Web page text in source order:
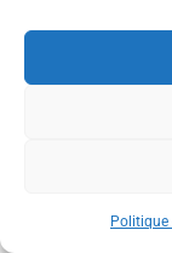
Politique
Une
2, rue